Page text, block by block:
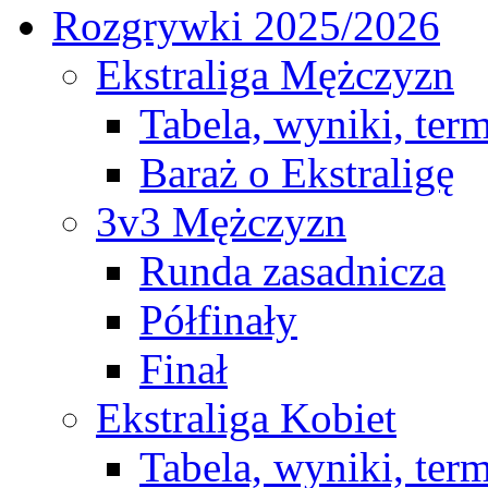
Rozgrywki 2025/2026
Ekstraliga Mężczyzn
Tabela, wyniki,
Baraż o Ekstraligę
3v3 Mężczyzn
Runda zasadnicza
Półfinały
Finał
Ekstraliga Kobiet
Tabela, wyniki,